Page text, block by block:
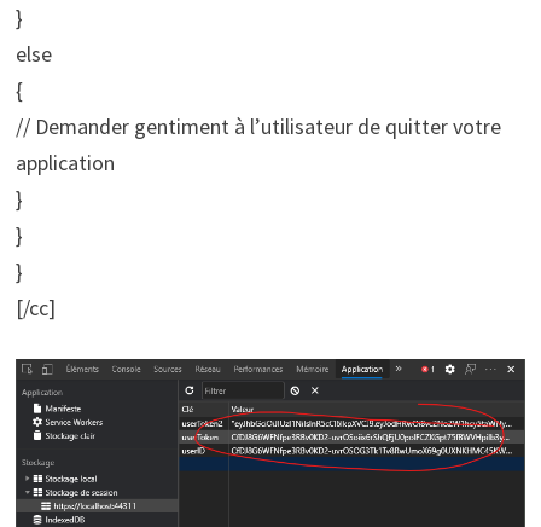
}
else
{
// Demander gentiment à l’utilisateur de quitter votre
application
}
}
}
[/cc]